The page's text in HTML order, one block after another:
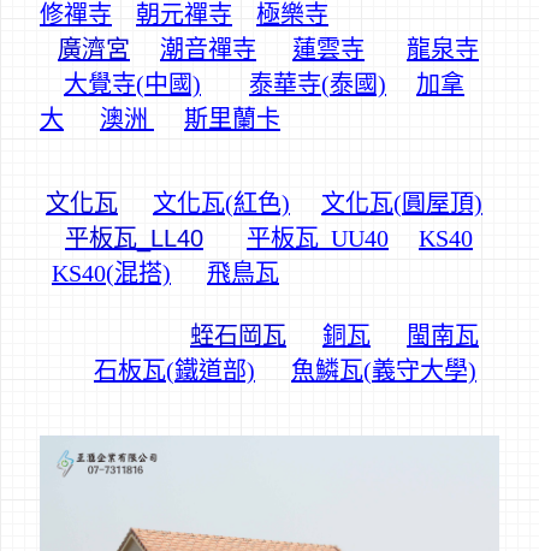
修禪寺
朝元禪寺
極樂寺
廣濟宮
潮音禪寺 蓮雲寺
龍泉寺
大覺寺(中國)
泰華寺(泰國)
加拿
大
澳洲 斯里蘭卡
文化瓦 文化瓦(紅色)
文化瓦(圓屋頂)
平板瓦_LL40
平板瓦_UU40
KS40
KS40(混搭)
飛鳥瓦
蛭石岡瓦 銅瓦
閩南瓦
石板瓦(鐵道部)
魚鱗瓦(義守大學)